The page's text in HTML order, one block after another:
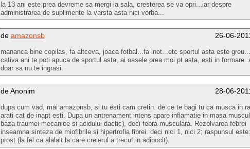
la 13 ani este prea devreme sa mergi la sala, cresterea se va opri...iar despre
administrarea de suplimente la varsta asta nici vorba...
26-06-
de amazonsb
mananca bine copilas, fa altceva, joaca fotbal...fa inot...etc sportul asta este
cativa ani te poti apuca de sportul asta, ai oasele prea moi pt asta, esti in
doar sa nu te ingrasi.
28-06-
de Anonim
dupa cum vad, mai amazonsb, si tu esti cam cretin. de ce te bagi tu ca musca in
arati cat de inapt esti. Dupa un antrenament intens apare inflamatie in masa
baza traumei mecanice si acidului dactic), deci febra musculara. Rezolvarea febrei
inseamna sinteza de miofibrile si hipertrofia fibrei. deci nici 1, nici 2; raspunsul
prost (la fel ca alalalt la care creierul a trecut in adipocit).